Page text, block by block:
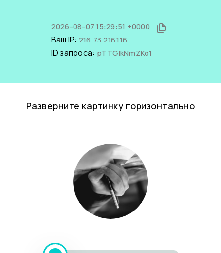
2026-08-07 15:29:51 +0000
Ваш IP: 216.73.216.116
ID запроса: pTTGIkNmZKo1
Разверните картинку горизонтально